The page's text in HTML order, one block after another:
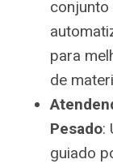
para
de
Pesado:
guiado